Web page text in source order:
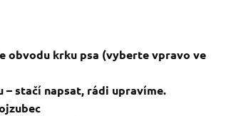
obvodu krku psa (vyberte vpravo ve
– stačí napsat, rádi upravíme.